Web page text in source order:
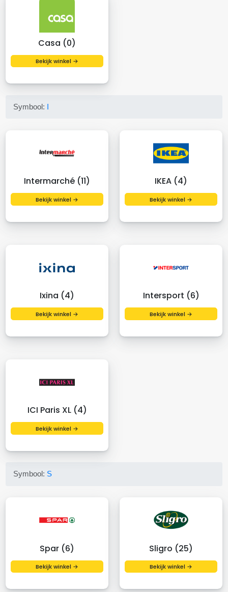
Casa (0)
Bekijk winkel →
Symbool: I
Intermarché (11)
Bekijk winkel →
IKEA (4)
Bekijk winkel →
Ixina (4)
Bekijk winkel →
Intersport (6)
Bekijk winkel →
ICI Paris XL (4)
Bekijk winkel →
Symbool: S
Spar (6)
Bekijk winkel →
Sligro (25)
Bekijk winkel →